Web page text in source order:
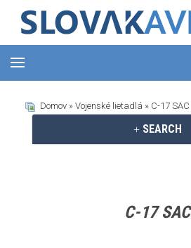
Domov » Vojenské lietadlá » C-17 SAC
SEARCH
C-17 SAC